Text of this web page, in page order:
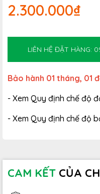
2.300.000₫
LIÊN HỆ ĐẶT HÀNG:
Bảo hành 01 tháng, 01
- Xem Quy định chế độ
- Xem Quy định chế độ
CAM KẾT CỦA